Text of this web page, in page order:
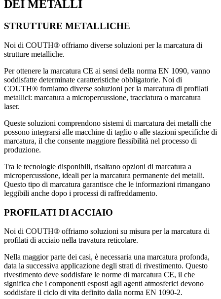
DEI METALLI
STRUTTURE METALLICHE
Noi di COUTH® offriamo diverse soluzioni per la marcatura di
strutture metalliche.
Per ottenere la marcatura CE ai sensi della norma EN 1090, vanno
soddisfatte determinate caratteristiche obbligatorie. Noi di
COUTH® forniamo diverse soluzioni per la marcatura di profilati
metallici: marcatura a micropercussione, tracciatura o marcatura
laser.
Queste soluzioni comprendono sistemi di marcatura dei metalli che
possono integrarsi alle macchine di taglio o alle stazioni specifiche di
marcatura, il che consente maggiore flessibilità nel processo di
produzione.
Tra le tecnologie disponibili, risaltano opzioni di marcatura a
micropercussione, ideali per la marcatura permanente dei metalli.
Questo tipo di marcatura garantisce che le informazioni rimangano
leggibili anche dopo i processi di raffreddamento.
PROFILATI DI ACCIAIO
Noi di COUTH® offriamo soluzioni su misura per la marcatura di
profilati di acciaio nella travatura reticolare.
Nella maggior parte dei casi, è necessaria una marcatura profonda,
data la successiva applicazione degli strati di rivestimento. Questo
rivestimento deve soddisfare le norme di marcatura CE, il che
significa che i componenti esposti agli agenti atmosferici devono
soddisfare il ciclo di vita definito dalla norma EN 1090-2.